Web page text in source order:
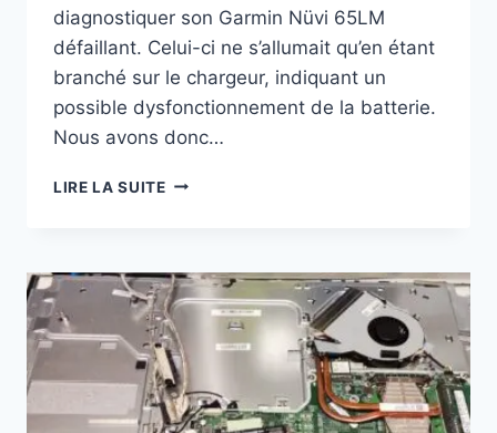
diagnostiquer son Garmin Nüvi 65LM
défaillant. Celui-ci ne s’allumait qu’en étant
branché sur le chargeur, indiquant un
possible dysfonctionnement de la batterie.
Nous avons donc…
LIRE LA SUITEREMPLACEMENT
D’UN
GARMIN
NÜVI
65LM